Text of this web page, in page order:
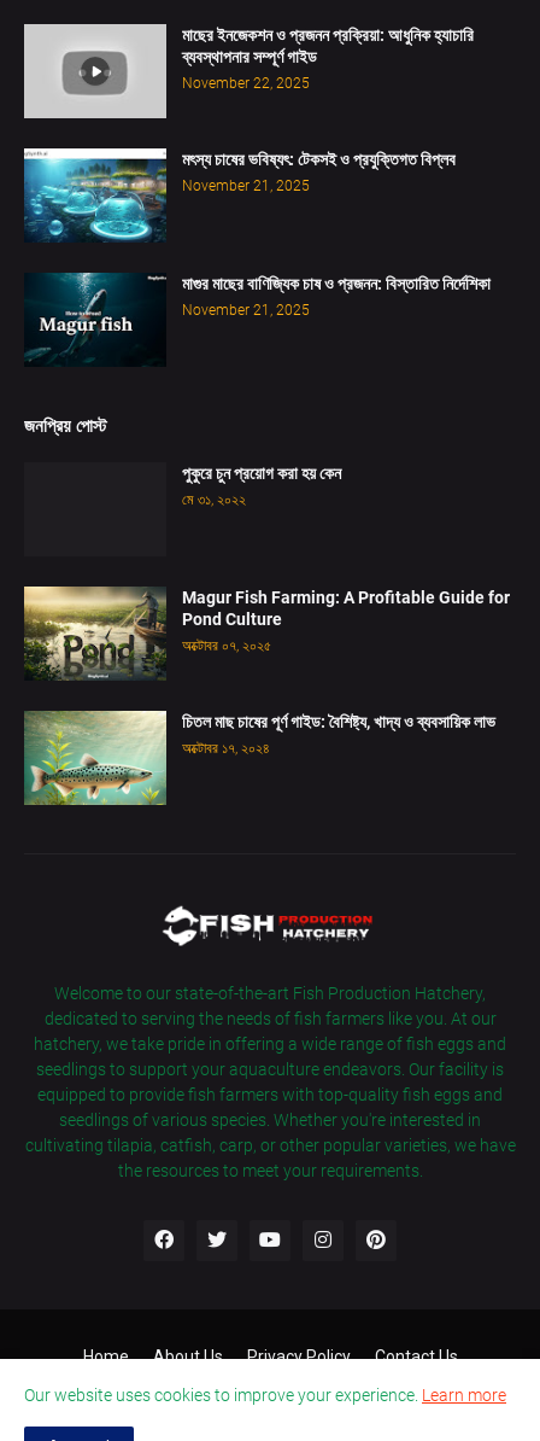
মাছের ইনজেকশন ও প্রজনন প্রক্রিয়া: আধুনিক হ্যাচারি
ব্যবস্থাপনার সম্পূর্ণ গাইড
November 22, 2025
মৎস্য চাষের ভবিষ্যৎ: টেকসই ও প্রযুক্তিগত বিপ্লব
November 21, 2025
মাগুর মাছের বাণিজ্যিক চাষ ও প্রজনন: বিস্তারিত নির্দেশিকা
November 21, 2025
জনপ্রিয় পোস্ট
পুকুরে চুন প্রয়োগ করা হয় কেন
মে ৩১, ২০২২
Magur Fish Farming: A Profitable Guide for
Pond Culture
অক্টোবর ০৭, ২০২৫
চিতল মাছ চাষের পূর্ণ গাইড: বৈশিষ্ট্য, খাদ্য ও ব্যবসায়িক লাভ
অক্টোবর ১৭, ২০২৪
Welcome to our state-of-the-art Fish Production Hatchery,
dedicated to serving the needs of fish farmers like you. At our
hatchery, we take pride in offering a wide range of fish eggs and
seedlings to support your aquaculture endeavors. Our facility is
equipped to provide fish farmers with top-quality fish eggs and
seedlings of various species. Whether you're interested in
cultivating tilapia, catfish, carp, or other popular varieties, we have
the resources to meet your requirements.
© fishproductionhatchery.com 2022 - All Rights Reserved |
Home About Us Privacy Policy
Contact Us
Terms and Conditions
Our website uses cookies to improve your experience. Learn more